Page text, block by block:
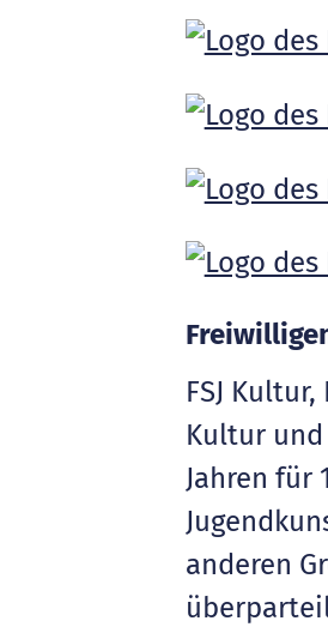
FSJ
Kultur und
Jahren für
anderen